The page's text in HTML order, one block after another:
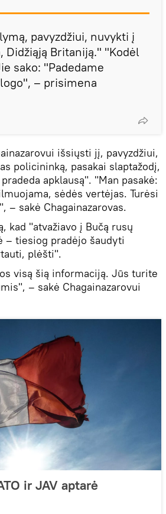
pavyzdžiui, nuvykti į
Didžiąją Britaniją." "Kodėl
sako: "Padedame
– prisimena
išsiųsti jį, pavyzdžiui,
policininką, pasakai slaptažodį,
apklausą". "Man pasakė:
sėdės vertėjas. Turėsi
– sakė Chagainazarovas.
kad "atvažiavo į Bučą rusų
– tiesiog pradėjo šaudyti
plėšti".
visą šią informaciją. Jūs turite
– sakė Chagainazarovui
ir JAV aptarė